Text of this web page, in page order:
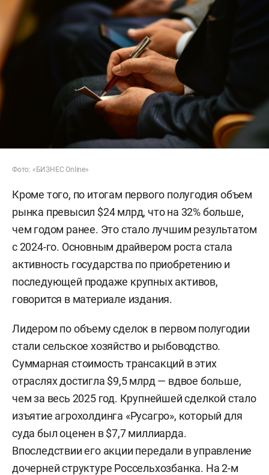
Фото: «БИЗНЕС Online»
Кроме того, по итогам первого полугодия объем
рынка превысил $24 млрд, что на 32% больше,
чем годом ранее. Это стало лучшим результатом
с 2024-го. Основным драйвером роста стала
активность государства по приобретению и
последующей продаже крупных активов,
говорится в материале издания.
Лидером по объему сделок в первом полугодии
стали сельское хозяйство и рыбоводство.
Суммарная стоимость трансакций в этих
отраслях достигла $9,5 млрд — вдвое больше,
чем за весь 2025 год. Крупнейшей сделкой стало
изъятие агрохолдинга «Русагро», который для
суда был оценен в $7,7 миллиарда.
Впоследствии его акции передали в управление
дочерней структуре Россельхозбанка. На 2-м